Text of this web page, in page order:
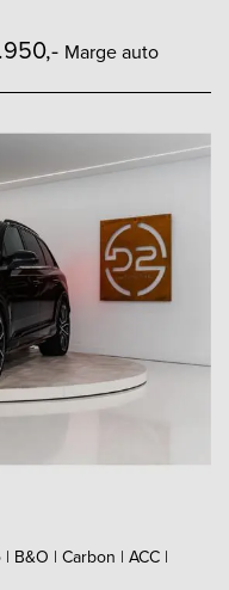
Marge auto
B&O | Carbon | ACC |